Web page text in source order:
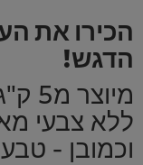
הכירו את
הדגש!
ללא צבעי
וכמובן -